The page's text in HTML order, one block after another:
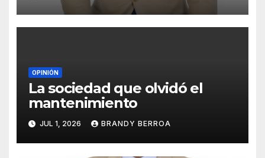
OPINIÓN
La sociedad que olvidó el
mantenimiento
JUL 1, 2026 BRANDY BERROA